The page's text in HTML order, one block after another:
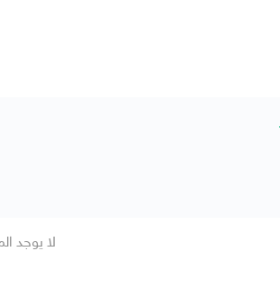
لا يوجد